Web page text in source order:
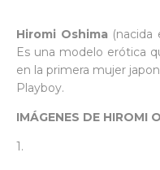
Hiromi Oshima(nacida
Es una modelo erótica
en la primera mujer
Playboy.
IMÁGENES DE HIROMI
1.